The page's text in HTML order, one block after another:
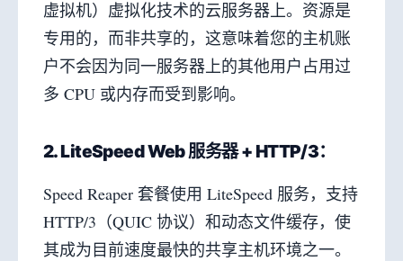
虚拟机）虚拟化技术的云服务器上。资源是
专用的，而非共享的，这意味着您的主机账
户不会因为同一服务器上的其他用户占用过
多 CPU 或内存而受到影响。
2. LiteSpeed Web 服务器 + HTTP/3：
Speed Reaper 套餐使用 LiteSpeed 服务，支持
HTTP/3（QUIC 协议）和动态文件缓存，使
其成为目前速度最快的共享主机环境之一。